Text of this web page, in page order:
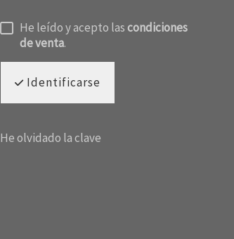
He leído y acepto lascondiciones
de venta.
Identificarse
He olvidado la clave